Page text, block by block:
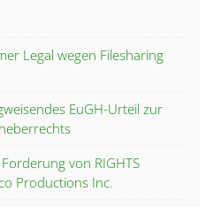
Legal wegen Filesharing
EuGH-Urteil zur
von RIGHTS
Productions Inc.